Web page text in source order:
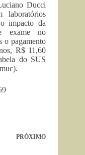
Ducci
laboratórios
impacto da
exame no
o pagamento
R$ 11,60
do SUS
PRÓXIMO